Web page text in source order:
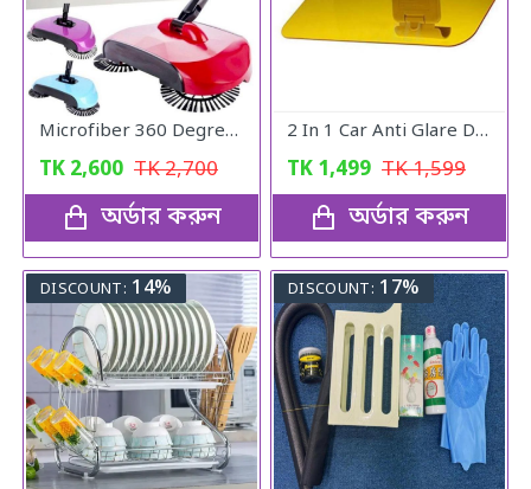
Microfiber 360 Degree Regular Rotary/Spin Mop Floor Cleaning Mop
TK 2,600 TK2,700
অর্ডার করুন
2 In 1 Car Anti Glare Day And Night Sun visor Mirrors
TK 1,499 TK1,599
অর্ডার করুন
DISCOUNT: 14% DISCOUNT: 17%